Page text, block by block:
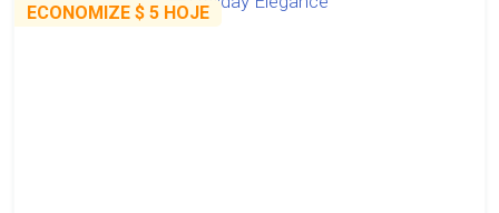
ECONOMIZE $ 5 HOJE